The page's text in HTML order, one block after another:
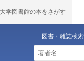
大学図書館の本をさがす
図書・雑誌検索